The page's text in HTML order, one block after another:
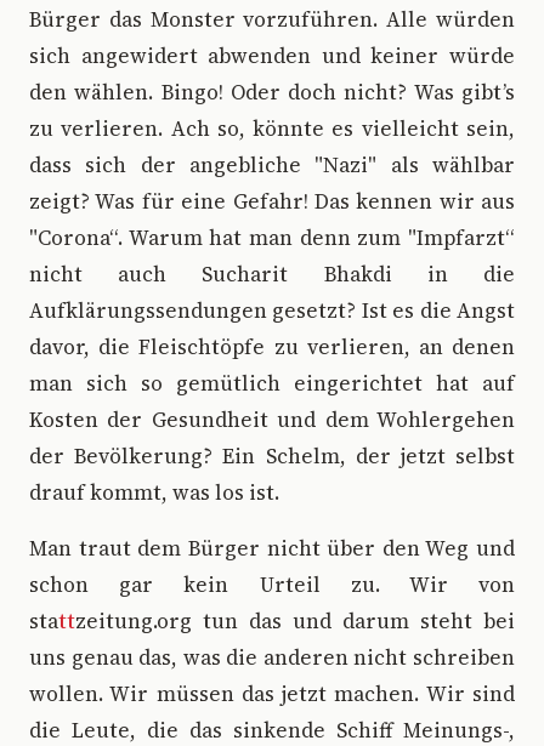
Bürger das Monster vorzuführen. Alle würden
sich angewidert abwenden und keiner würde
den wählen. Bingo! Oder doch nicht? Was gibt’s
zu verlieren. Ach so, könnte es vielleicht sein,
dass sich der angebliche "Nazi" als wählbar
zeigt? Was für eine Gefahr! Das kennen wir aus
"Corona“. Warum hat man denn zum "Impfarzt“
nicht auch Sucharit Bhakdi in die
Aufklärungssendungen gesetzt? Ist es die Angst
davor, die Fleischtöpfe zu verlieren, an denen
man sich so gemütlich eingerichtet hat auf
Kosten der Gesundheit und dem Wohlergehen
der Bevölkerung? Ein Schelm, der jetzt selbst
drauf kommt, was los ist.
Man traut dem Bürger nicht über den Weg und
schon gar kein Urteil zu. Wir von
stattzeitung.org tun das und darum steht bei
uns genau das, was die anderen nicht schreiben
wollen. Wir müssen das jetzt machen. Wir sind
die Leute, die das sinkende Schiff Meinungs-,